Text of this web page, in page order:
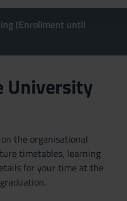
(Enrollment until
University
the organisational
timetables, learning
for your time at the